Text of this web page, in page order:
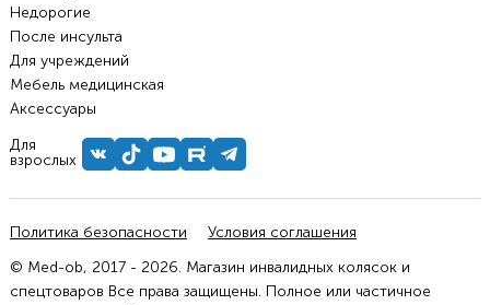
Недорогие
После инсульта
Для учреждений
Мебель медицинская
Аксессуары
Для
взрослых
Политика безопасности
Условия соглашения
© Med-ob, 2017 - 2026. Магазин инвалидных колясок и
спецтоваров Все права защищены. Полное или частичное